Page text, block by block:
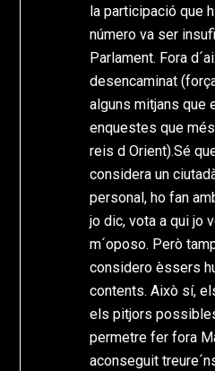
la participació que
número va ser
Parlament. Fora
desencaminat
alguns mitjans que
enquestes que
reis d Orient).Sé
considera un
personal, ho fan
jo dic, vota a qui jo
m´oposo. Però
considero èssers
contents. Això sí,
els pitjors
permetre fer fora
aconseguit